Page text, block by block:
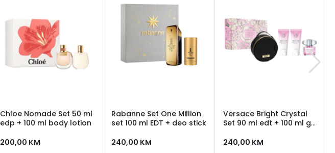
Chloe Nomade Set 50 ml
edp + 100 ml body lotion
200,00 KM
Rabanne Set One Million
set 100 ml EDT + deo stick
240,00 KM
Versace Bright Crystal
Set 90 ml edt + 100 ml gel
losion + Versace neseser
240,00 KM